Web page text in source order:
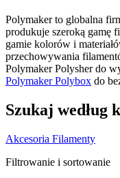
Polymaker to globalna
produkuje szeroką gamę
gamie kolorów i
przechowywania
Polymaker Polysher do
Polymaker Polybox do
Szukaj według
Akcesoria Filamenty
Filtrowanie i sortowanie